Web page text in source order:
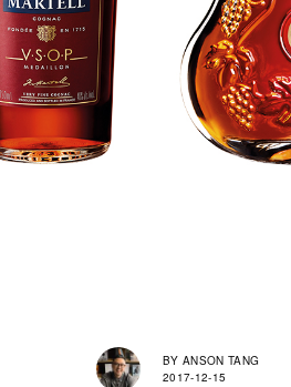
BY ANSON TANG
2017-12-15